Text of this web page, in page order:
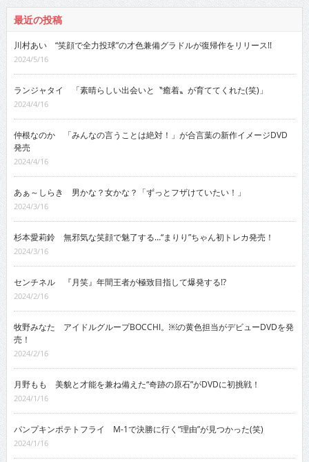
最近の投稿
川村あい “笑顔で全力投球”の才色兼備グラドルが復帰作をリリース!!
2024/5/16
ランジャタイ 「素晴らしい出会いと〝癒着〟が育ててくれた(笑)」
2024/4/16
仲根なのか 「みんなの言うことは絶対！」が合言葉の新作イメージDVD
発売
2024/4/16
あぁ～しらき 男かな？女かな？「ずっとフザけていたい！」
2024/3/16
杉本愛莉鈴 無邪気な笑顔で魅了する…“まりり”ちゃん初トレカ発売！
2024/3/16
センチネル 『月笑』年間王者が極致目指して爆発する!?
2024/2/16
牧野みなた アイドルグループBOCCHI。￼の黄色担当がデビューDVDを発
売！
2024/2/16
月野もも 美貌と才能を兼ね備えた“奇跡の原石”がDVDに初挑戦！
2024/1/16
パンプキンポテトフライ M-1で決勝に行く“理由”が見つかった(笑)
2024/1/16